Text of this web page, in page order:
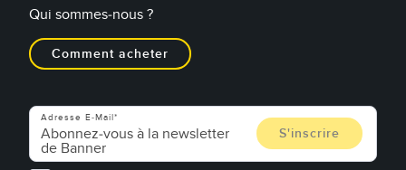
Qui sommes-nous ?
Comment acheter
Adresse E-Mail